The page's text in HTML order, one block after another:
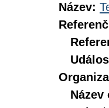
Název:
Název